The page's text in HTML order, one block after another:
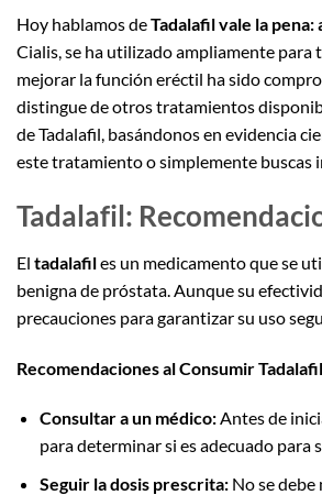
Hoy hablamos deTadalafil vale la pena:
Cialis, se ha utilizado ampliamente
mejorar la función eréctil ha sido
distingue de otros tratamientos
de Tadalafil, basándonos en evidencia
este tratamiento o simplemente buscas
Tadalafil:
El tadalafiles un medicamento que se
benigna de próstata. Aunque su
precauciones para garantizar su uso
Recomendaciones al Consumir
Consultar a un médico:Antes de
para determinar si es adecuado
Seguir la dosis prescrita:No se debe